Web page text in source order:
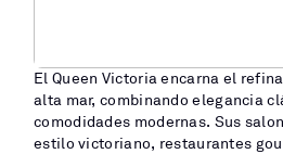
El Queen Victoria encarna el
alta mar, combinando elegancia
comodidades modernas. Sus
estilo victoriano, restaurantes